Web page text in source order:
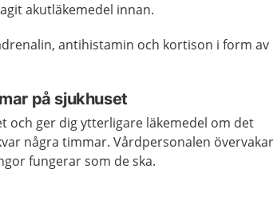
akutläkemedel innan.
antihistamin och kortison i form av
på sjukhuset
och ger dig ytterligare läkemedel om det
några timmar. Vårdpersonalen övervakar
fungerar som de ska.